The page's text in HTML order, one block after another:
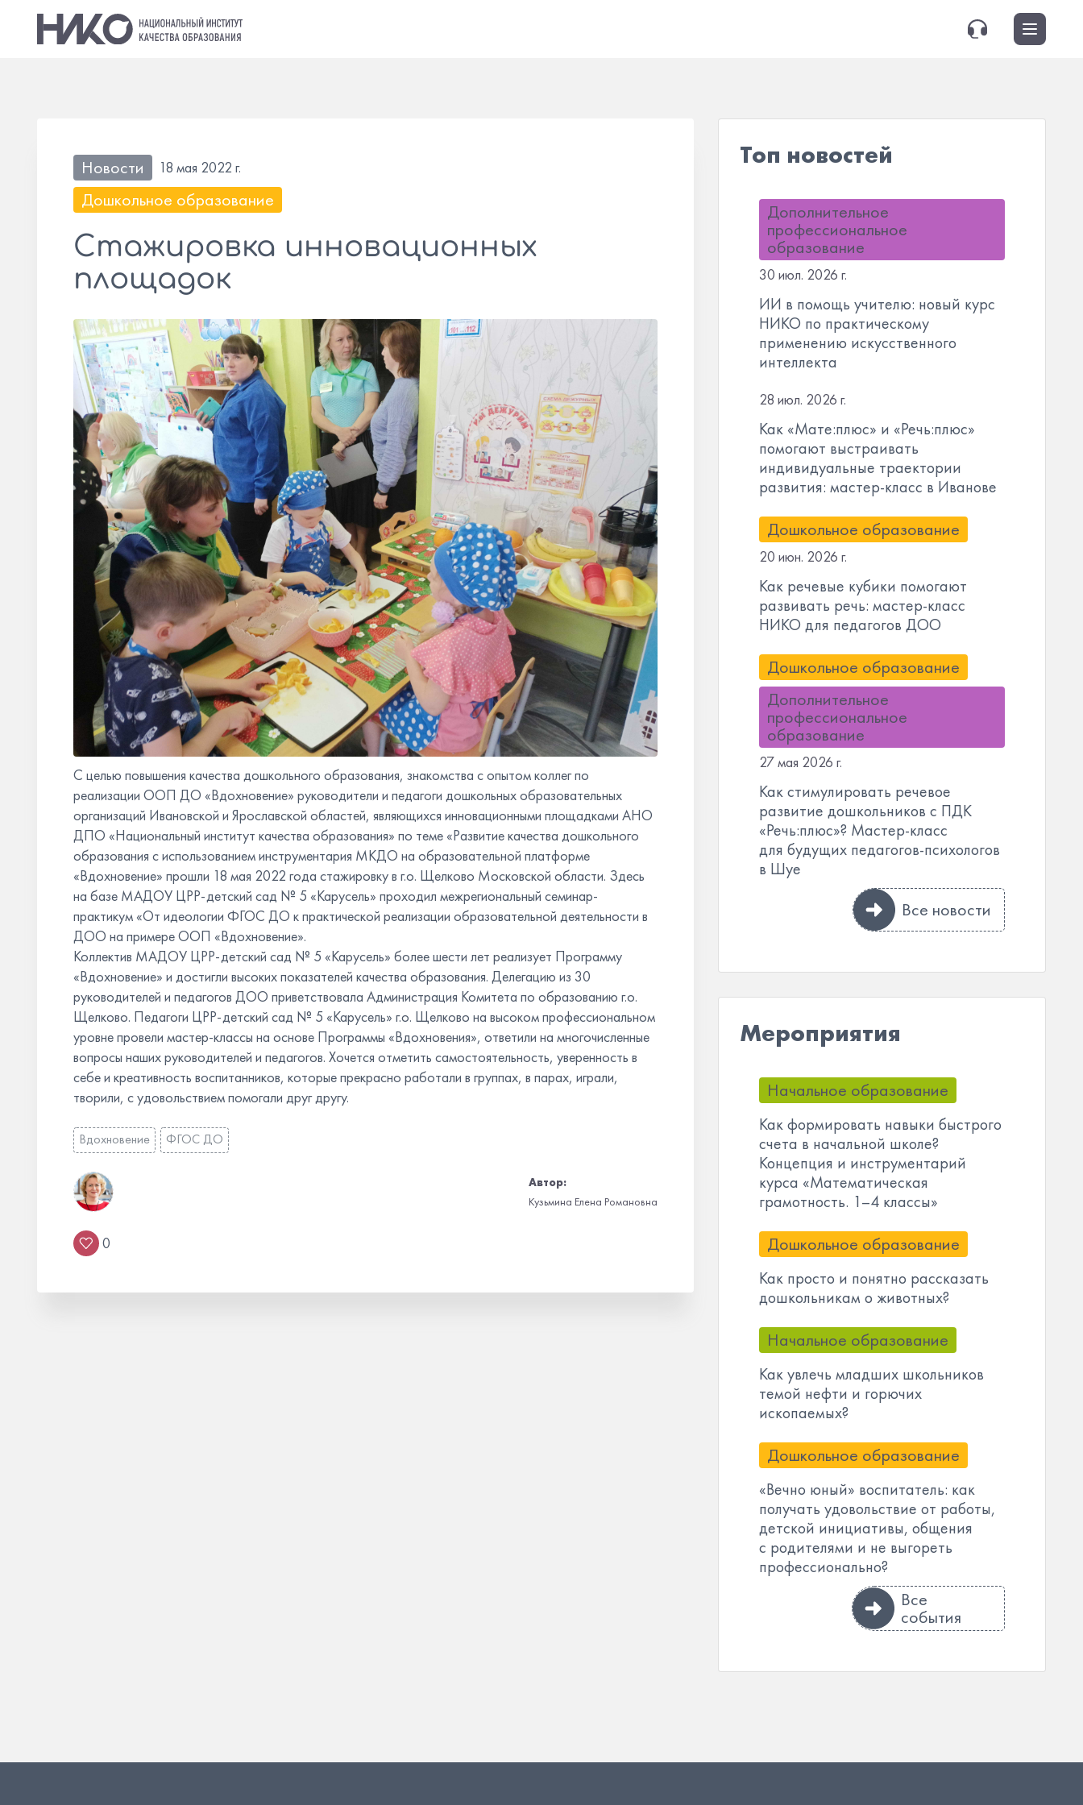
Новости 18 мая 2022 г.
Дошкольное образование
Стажировка инновационных
площадок
С целью повышения качества дошкольного образования, знакомства с опытом коллег по
реализации ООП ДО «Вдохновение» руководители и педагоги дошкольных образовательных
организаций Ивановской и Ярославской областей, являющихся инновационными площадками АНО
ДПО «Национальный институт качества образования» по теме «Развитие качества дошкольного
образования с использованием инструментария МКДО на образовательной платформе
«Вдохновение» прошли 18 мая 2022 года стажировку в г.о. Щелково Московской области. Здесь
на базе МАДОУ ЦРР-детский сад № 5 «Карусель» проходил межрегиональный семинар-
практикум «От идеологии ФГОС ДО к практической реализации образовательной деятельности в
ДОО на примере ООП «Вдохновение».
Коллектив МАДОУ ЦРР-детский сад № 5 «Карусель» более шести лет реализует Программу
«Вдохновение» и достигли высоких показателей качества образования. Делегацию из 30
руководителей и педагогов ДОО приветствовала Администрация Комитета по образованию г.о.
Щелково. Педагоги ЦРР-детский сад № 5 «Карусель» г.о. Щелково на высоком профессиональном
уровне провели мастер-классы на основе Программы «Вдохновения», ответили на многочисленные
вопросы наших руководителей и педагогов. Хочется отметить самостоятельность, уверенность в
себе и креативность воспитанников, которые прекрасно работали в группах, в парах, играли,
творили, с удовольствием помогали друг другу.
Вдохновение ФГОС ДО
Автор:
Кузьмина Елена Романовна
0
Топ новостей
Дополнительное
профессиональное
образование
30 июл. 2026 г.
ИИ в помощь учителю: новый курс
НИКО по практическому
применению искусственного
интеллекта
28 июл. 2026 г.
Как «Мате:плюс» и «Речь:плюс»
помогают выстраивать
индивидуальные траектории
развития: мастер-класс в Иванове
Дошкольное образование
20 июн. 2026 г.
Как речевые кубики помогают
развивать речь: мастер-класс
НИКО для педагогов ДОО
Дошкольное образование
Дополнительное
профессиональное
образование
27 мая 2026 г.
Как стимулировать речевое
развитие дошкольников с ПДК
«Речь:плюс»? Мастер-класс
для будущих педагогов-психологов
в Шуе
Все новости
Мероприятия
Начальное образование
Как формировать навыки быстрого
счета в начальной школе?
Концепция и инструментарий
курса «Математическая
грамотность. 1–4 классы»
Дошкольное образование
Как просто и понятно рассказать
дошкольникам о животных?
Начальное образование
Как увлечь младших школьников
темой нефти и горючих
ископаемых?
Дошкольное образование
«Вечно юный» воспитатель: как
получать удовольствие от работы,
детской инициативы, общения
с родителями и не выгореть
профессионально?
Все
события